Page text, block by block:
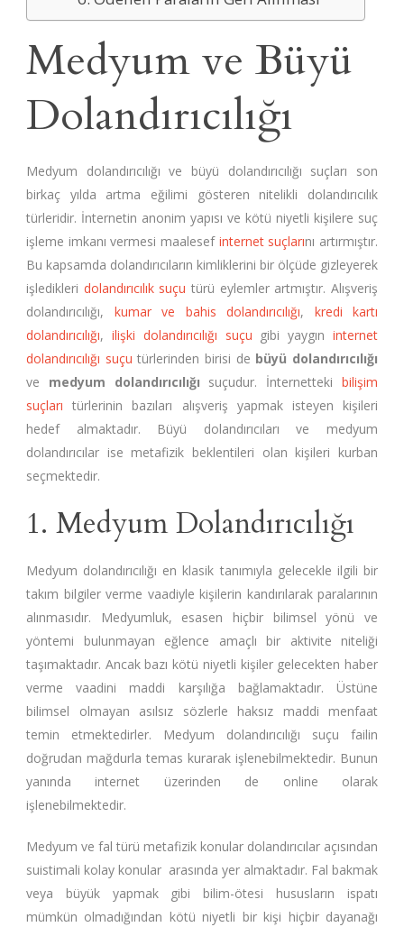
Medyum ve Büyü
Dolandırıcılığı
Medyum dolandırıcılığı ve büyü dolandırıcılığı suçları son
birkaç yılda artma eğilimi gösteren nitelikli dolandırıcılık
türleridir. İnternetin anonim yapısı ve kötü niyetli kişilere suç
işleme imkanı vermesi maalesef internet suçlarını artırmıştır.
Bu kapsamda dolandırıcıların kimliklerini bir ölçüde gizleyerek
işledikleri dolandırıcılık suçu türü eylemler artmıştır. Alışveriş
dolandırıcılığı, kumar ve bahis dolandırıcılığı, kredi kartı
dolandırıcılığı, ilişki dolandırıcılığı suçu gibi yaygıninternet
dolandırıcılığı suçu türlerinden birisi de büyü dolandırıcılığı
ve medyum dolandırıcılığı suçudur. İnternettekibilişim
suçları türlerinin bazıları alışveriş yapmak isteyen kişileri
hedef almaktadır. Büyü dolandırıcıları ve medyum
dolandırıcılar ise metafizik beklentileri olan kişileri kurban
seçmektedir.
1. Medyum Dolandırıcılığı
Medyum dolandırıcılığı en klasik tanımıyla gelecekle ilgili bir
takım bilgiler verme vaadiyle kişilerin kandırılarak paralarının
alınmasıdır. Medyumluk, esasen hiçbir bilimsel yönü ve
yöntemi bulunmayan eğlence amaçlı bir aktivite niteliği
taşımaktadır. Ancak bazı kötü niyetli kişiler gelecekten haber
verme vaadini maddi karşılığa bağlamaktadır. Üstüne
bilimsel olmayan asılsız sözlerle haksız maddi menfaat
temin etmektedirler. Medyum dolandırıcılığı suçu failin
doğrudan mağdurla temas kurarak işlenebilmektedir. Bunun
yanında internet üzerinden de online olarak
işlenebilmektedir.
Medyum ve fal türü metafizik konular dolandırıcılar açısından
suistimali kolay konular arasında yer almaktadır. Fal bakmak
veya büyük yapmak gibi bilim-ötesi hususların ispatı
mümkün olmadığından kötü niyetli bir kişi hiçbir dayanağı